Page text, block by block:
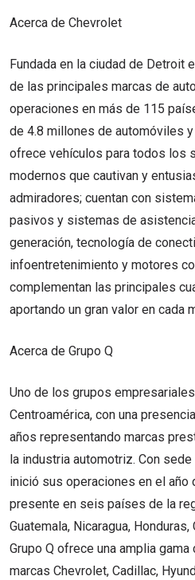
Acerca de Chevrolet
Fundada en la ciudad de Detroit
de las principales marcas de
operaciones en más de 115
de 4.8 millones de automóviles
ofrece vehículos para todos los
modernos que cautivan y
admiradores; cuentan con
pasivos y sistemas de
generación, tecnología de
infoentretenimiento y motores
complementan las principales
aportando un gran valor en cada
Acerca de Grupo Q
Uno de los grupos
Centroamérica, con una
años representando marcas
la industria automotriz. Con
inició sus operaciones en el año
presente en seis países de la
Guatemala, Nicaragua,
Grupo Q ofrece una amplia
marcas Chevrolet, Cadillac,